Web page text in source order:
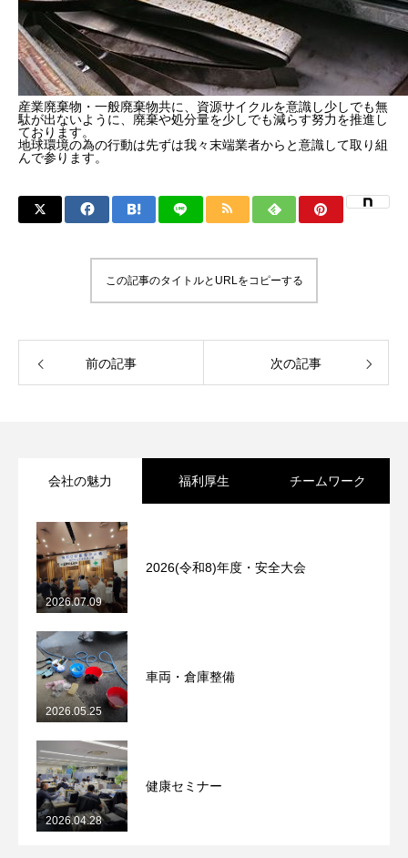
産業廃棄物・一般廃棄物共に、資源サイクルを意識し少しでも無
駄が出ないように、廃棄や処分量を少しでも減らす努力を推進し
ております。
地球環境の為の行動は先ずは我々末端業者からと意識して取り組
んで参ります。
この記事のタイトルとURLをコピーする
前の記事 次の記事
会社の魅力 福利厚生 チームワーク
2026(令和8)年度・安全大会
2026.07.09
車両・倉庫整備
2026.05.25
健康セミナー
2026.04.28